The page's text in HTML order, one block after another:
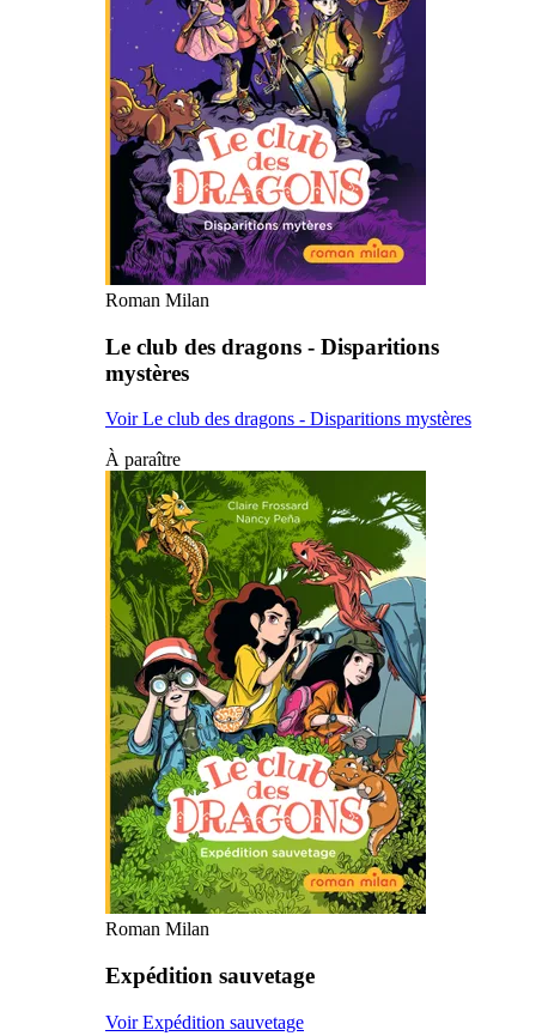
Roman Milan
Le club des dragons - Disparitions
mystères
Voir Le club des dragons - Disparitions mystères
À paraître
Roman Milan
Expédition sauvetage
Voir Expédition sauvetage